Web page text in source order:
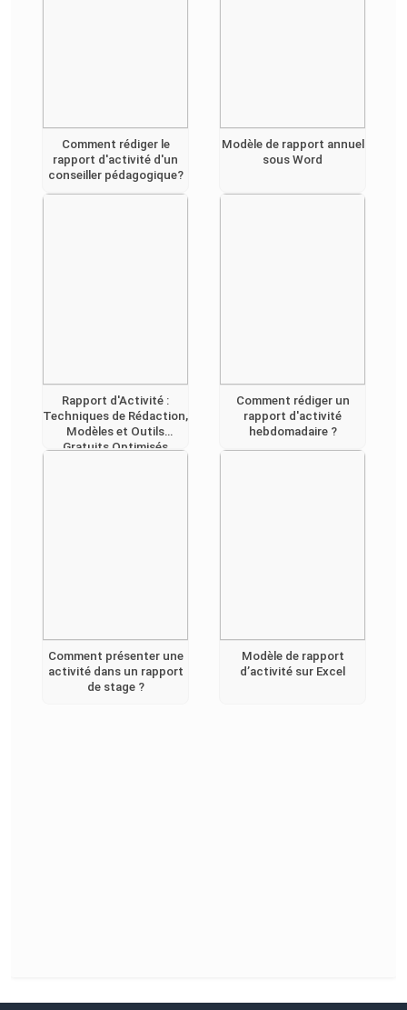
Comment rédiger le
rapport d'activité d'un
conseiller pédagogique?
Modèle de rapport annuel
sous Word
Rapport d'Activité :
Techniques de Rédaction,
Modèles et Outils
Gratuits Optimisés
Comment rédiger un
rapport d'activité
hebdomadaire ?
Comment présenter une
activité dans un rapport
de stage ?
Modèle de rapport
d’activité sur Excel